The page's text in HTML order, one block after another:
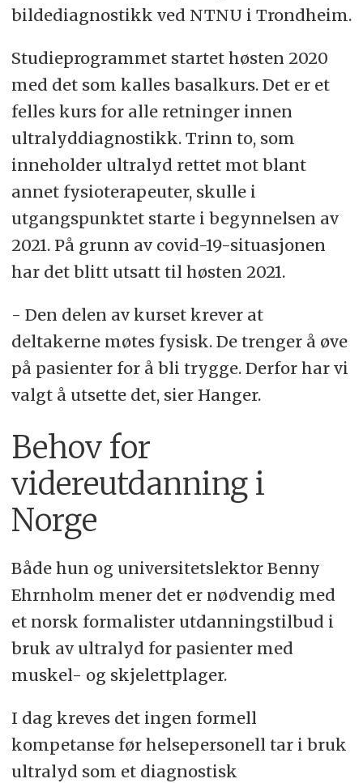
bildediagnostikk ved NTNU i Trondheim.
Studieprogrammet startet høsten 2020
med det som kalles basalkurs. Det er et
felles kurs for alle retninger innen
ultralyddiagnostikk. Trinn to, som
inneholder ultralyd rettet mot blant
annet fysioterapeuter, skulle i
utgangspunktet starte i begynnelsen av
2021. På grunn av covid-19-situasjonen
har det blitt utsatt til høsten 2021.
- Den delen av kurset krever at
deltakerne møtes fysisk. De trenger å øve
på pasienter for å bli trygge. Derfor har vi
valgt å utsette det, sier Hanger.
Behov for
videreutdanning i
Norge
Både hun og universitetslektor Benny
Ehrnholm mener det er nødvendig med
et norsk formalister utdanningstilbud i
bruk av ultralyd for pasienter med
muskel- og skjelettplager.
I dag kreves det ingen formell
kompetanse før helsepersonell tar i bruk
ultralyd som et diagnostisk